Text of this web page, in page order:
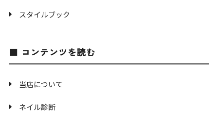
スタイルブック
コンテンツを読む
当店について
ネイル診断